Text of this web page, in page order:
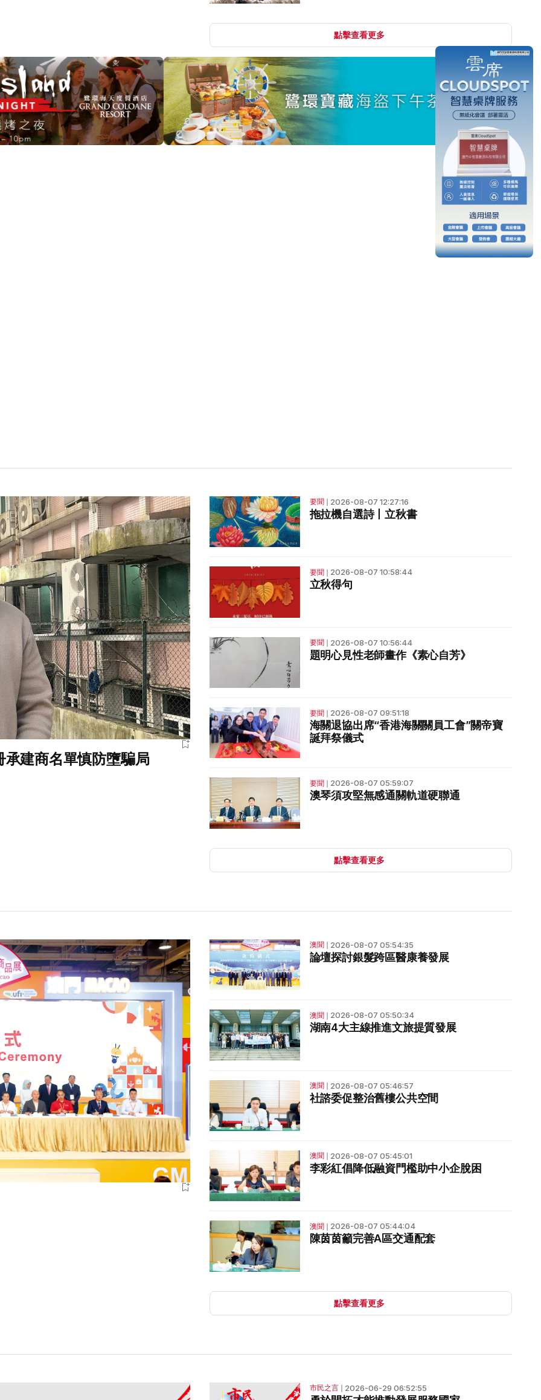
點擊查看更多
建商名單慎防墮騙局
要聞 ❘ 2026-08-07 12:27:16
拖拉機自選詩丨立秋書
要聞 ❘ 2026-08-07 10:58:44
立秋得句
要聞 ❘ 2026-08-07 10:56:44
題明心見性老師畫作《素心自芳》
要聞❘ 2026-08-07 09:51:18
海關退協出席“香港海關關員工會”關帝寶
誕拜祭儀式
要聞 ❘ 2026-08-07 05:59:07
澳琴須攻堅無感通關軌道硬聯通
點擊查看更多
澳聞 ❘ 2026-08-07 05:54:35
論壇探討銀髮跨區醫康養發展
澳聞❘ 2026-08-07 05:50:34
湖南4大主線推進文旅提質發展
澳聞 ❘ 2026-08-07 05:46:57
社諮委促整治舊樓公共空間
澳聞 ❘ 2026-08-07 05:45:01
李彩紅倡降低融資門檻助中小企脫困
澳聞 ❘ 2026-08-07 05:44:04
陳茵茵籲完善A區交通配套
點擊查看更多
市民之言❘ 2026-06-29 06:52:55